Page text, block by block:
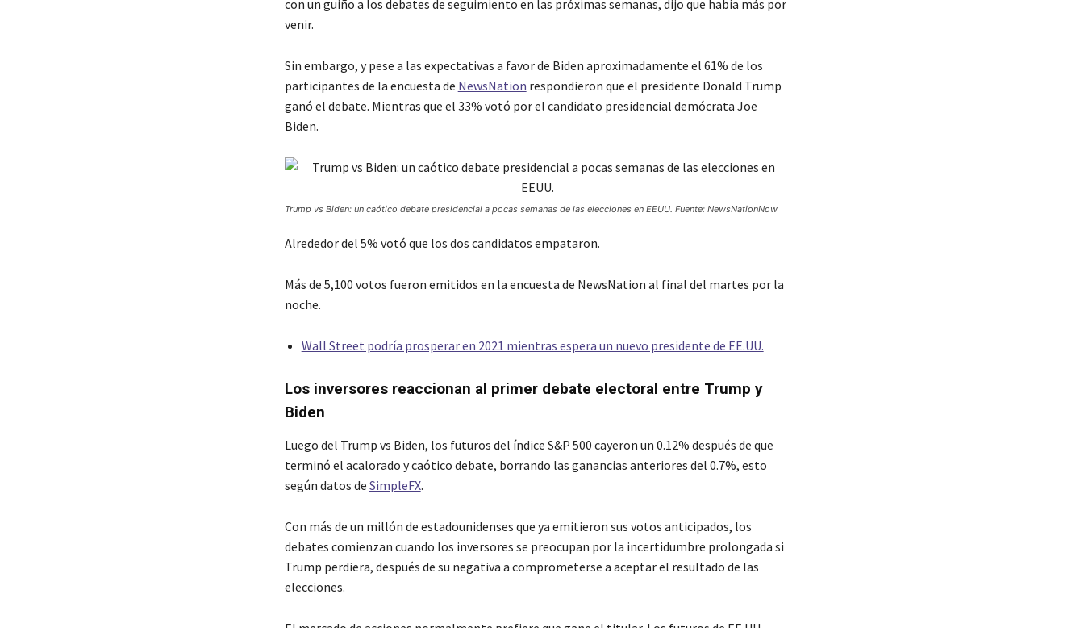
con un guiño a los debates de seguimiento en las próximas semanas, dijo que había más por
venir.
Sin embargo, y pese a las expectativas a favor de Biden aproximadamente el 61% de los
participantes de la encuesta de NewsNation respondieron que el presidente Donald Trump
ganó el debate. Mientras que el 33% votó por el candidato presidencial demócrata Joe
Biden.
Trump vs Biden: un caótico debate presidencial a pocas semanas de las elecciones en EEUU. Fuente: NewsNationNow
Alrededor del 5% votó que los dos candidatos empataron.
Más de 5,100 votos fueron emitidos en la encuesta de NewsNation al final del martes por la
noche.
Wall Street podría prosperar en 2021 mientras espera un nuevo presidente de EE.UU.
Los inversores reaccionan al primer debate electoral entre Trump y
Biden
Luego del Trump vs Biden, los futuros del índice S&P 500 cayeron un 0.12% después de que
terminó el acalorado y caótico debate, borrando las ganancias anteriores del 0.7%, esto
según datos de SimpleFX.
Con más de un millón de estadounidenses que ya emitieron sus votos anticipados, los
debates comienzan cuando los inversores se preocupan por la incertidumbre prolongada si
Trump perdiera, después de su negativa a comprometerse a aceptar el resultado de las
elecciones.